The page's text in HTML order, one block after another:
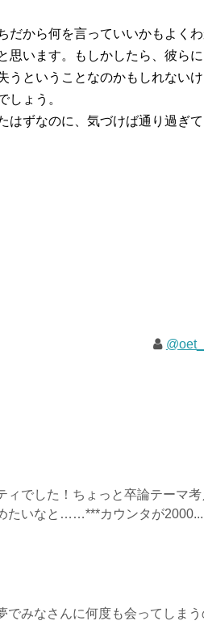
だから何を言っていいかもよく
思います。もしかしたら、彼ら
ということなのかもしれないけ
しょう。
はずなのに、気づけば通り過ぎ
ィでした！ちょっと卒論テーマ考
たいなと……***カウンタが2000...
みなさんに何度も会ってしまう